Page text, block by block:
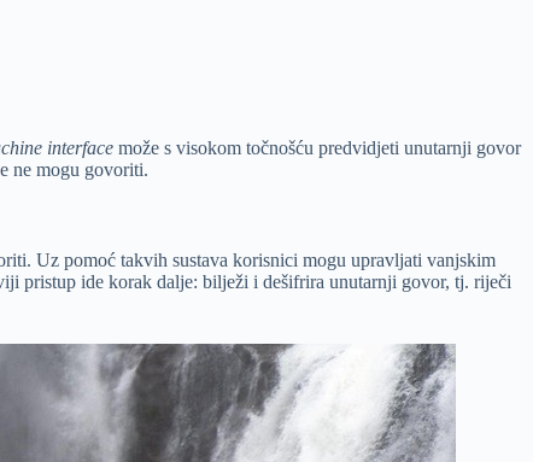
interface može s visokom točnošću predvidjeti unutarnji govor
ne mogu govoriti.
Uz pomoć takvih sustava korisnici mogu upravljati vanjskim
pristup ide korak dalje: bilježi i dešifrira unutarnji govor, tj. riječi